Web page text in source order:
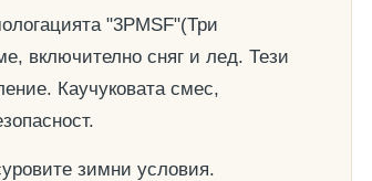
"3PMSF"(Три
включително сняг и лед. Тези
Каучуковата смес,
зимни условия.